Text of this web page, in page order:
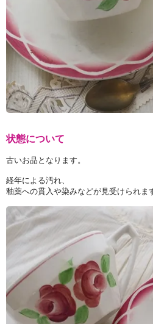
状態について
古いお品となります。
経年による汚れ、
釉薬への貫入や染みなどが見受けられま